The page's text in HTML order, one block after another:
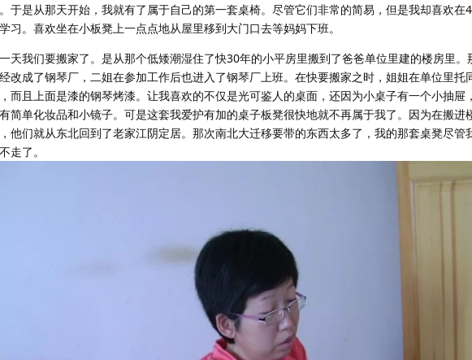
于是从那天开始，我就有了属于自己的第一套桌椅。尽管它们非常的简易，但是我却喜欢在
习。喜欢坐在小板凳上一点点地从屋里移到大门口去等妈妈下班。
天我们要搬家了。是从那个低矮潮湿住了快30年的小平房里搬到了爸爸单位里建的楼房里
改成了钢琴厂，二姐在参加工作后也进入了钢琴厂上班。在快要搬家之时，姐姐在单位里托
而且上面是漆的钢琴烤漆。让我喜欢的不仅是光可鉴人的桌面，还因为小桌子有一个小抽屉
简单化妆品和小镜子。可是这套我爱护有加的桌子板凳很快地就不再属于我了。因为在搬进
他们就从东北回到了老家江阴定居。那次南北大迁移要带的东西太多了，我的那套桌凳尽管
走了。